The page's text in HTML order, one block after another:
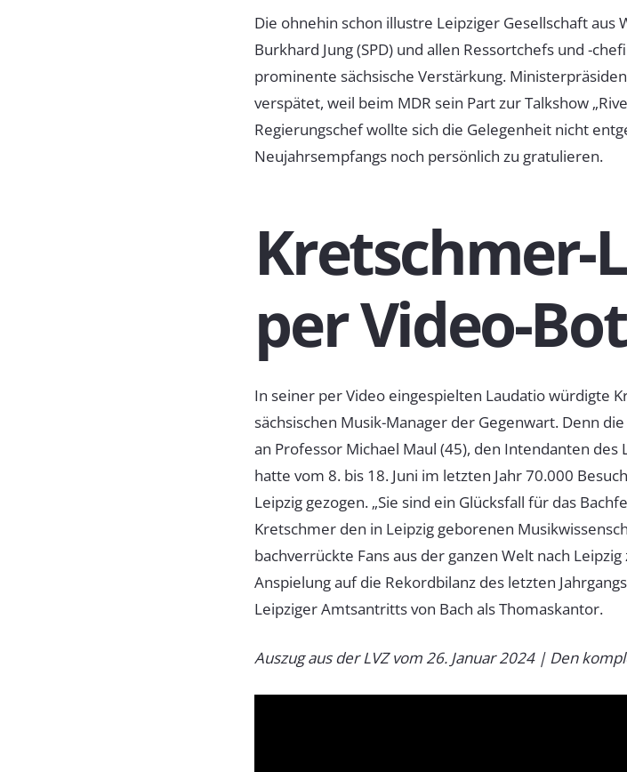
Die ohnehin schon illustre Leipziger Gesellschaft
Burkhard Jung (SPD) und allen Ressortchefs und -
prominente sächsische Verstärkung.
verspätet, weil beim MDR sein Part zur Talkshow
Regierungschef wollte sich die Gelegenheit nicht
Neujahrsempfangs noch persönlich zu gratulieren.
Kretschmer-
per Video-
In seiner per Video eingespielten Laudatio würdigte
sächsischen Musik-Manager der Gegenwart. Denn
an Professor Michael Maul (45), den Intendanten des
hatte vom 8. bis 18. Juni im letzten Jahr 70.000
Leipzig gezogen. „Sie sind ein Glücksfall für das
Kretschmer den in Leipzig geborenen
bachverrückte Fans aus der ganzen Welt nach
Anspielung auf die Rekordbilanz des letzten
Leipziger Amtsantritts von Bach als Thomaskantor.
Auszug aus der LVZ vom 26. Januar 2024 | Den